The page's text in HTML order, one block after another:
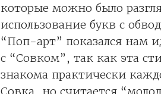
которые можно было
использование букв с
“Поп-арт” показался нам
с “Совком”, так как эта
знакома практически
Совка, но считается